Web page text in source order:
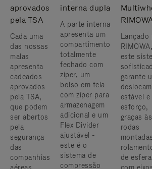
aprovados
pela TSA
Cada uma
das nossas
malas
apresenta
cadeados
aprovados
pela TSA,
que podem
ser abertos
pela
segurança
das
companhias
interna dupla
A parte interna
apresenta um
compartimento
totalmente
fechado com
zíper, um
bolso em tela
com zíper para
armazenagem
adicional e um
Flex Divider
ajustável -
este é o
sistema de
compressão
Lançado
RIMOWA,
este
garante
estável e
esforço,
graças às
rodas
de